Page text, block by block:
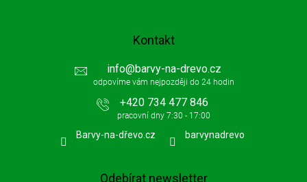
Kontakt
info@barvy-na-drevo.cz
+420 734 477 846
Barvy-na-dřevo.cz barvynadrevo
Odebírat newsletter